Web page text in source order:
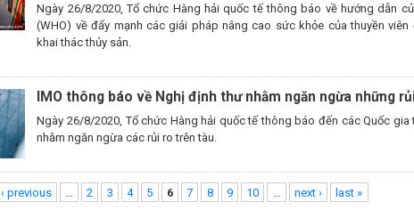
Ngày 26/8/2020, Tổ chức Hàng hải quốc tế thông báo về hướng dẫn
(WHO) về đẩy mạnh các giải pháp nâng cao sức khỏe của thuyền viên
khai thác thủy sản.
IMO thông báo về Nghị định thư nhằm ngăn ngừa những
Ngày 26/8/2020, Tổ chức Hàng hải quốc tế thông báo đến các Quốc gia
nhằm ngăn ngừa các rủi ro trên tàu.
‹ previous 2 3 4 5 6 7 8 9 10 next › last »